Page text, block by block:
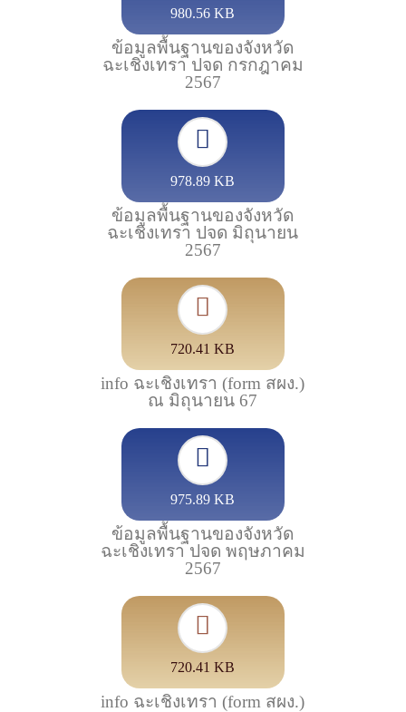
980.56 KB
ข้อมูลพื้นฐานของจังหวัด
ฉะเชิงเทรา ปจด กรกฎาคม
2567
978.89 KB
ข้อมูลพื้นฐานของจังหวัด
ฉะเชิงเทรา ปจด มิถุนายน
2567
720.41 KB
info ฉะเชิงเทรา (form สผง.)
ณ มิถุนายน 67
975.89 KB
ข้อมูลพื้นฐานของจังหวัด
ฉะเชิงเทรา ปจด พฤษภาคม
2567
720.41 KB
info ฉะเชิงเทรา (form สผง.)